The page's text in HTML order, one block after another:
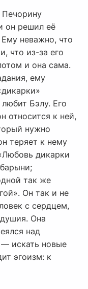
Печорину
он решил её
неважно, что
что из-за его
и она сама.
ему
Бэлу. Его
относится к ней,
нужно
теряет к нему
дикарки
так же
Он так и не
с сердцем,
Она
над
— искать новые
эгоизм: к